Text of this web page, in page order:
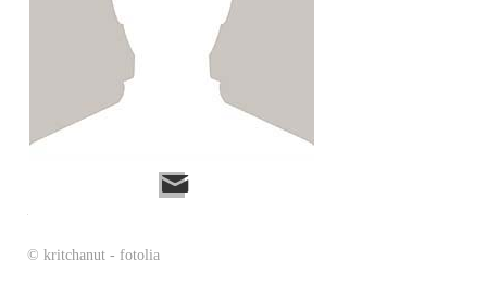
© kritchanut - fotolia